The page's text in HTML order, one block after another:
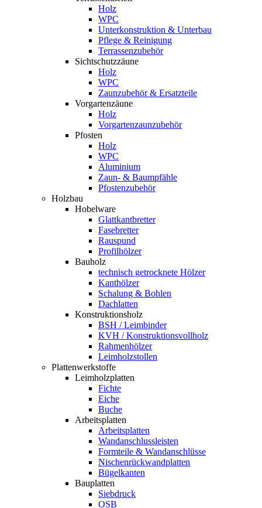
Holz
WPC
Unterkonstruktion & Unterbau
Pflege & Reinigung
Terrassenzubehör
Sichtschutzzäune
Holz
WPC
Zaunzubehör & Ersatzteile
Vorgartenzäune
Holz
Vorgartenzaunzubehör
Pfosten
Holz
WPC
Aluminium
Zaun- & Baumpfähle
Pfostenzubehör
Holzbau
Hobelware
Glattkantbretter
Fasebretter
Rauspund
Profilhölzer
Bauholz
technisch getrocknete Hölzer
Kanthölzer
Schalung & Bohlen
Dachlatten
Konstruktionsholz
BSH / Leimbinder
KVH / Konstruktionsvollholz
Rahmenhölzer
Leimholzstollen
Plattenwerkstoffe
Leimholzplatten
Fichte
Eiche
Buche
Arbeitsplatten
Arbeitsplatten
Wandanschlussleisten
Formteile & Wandanschlüsse
Nischenrückwandplatten
Bügelkanten
Bauplatten
Siebdruck
OSB